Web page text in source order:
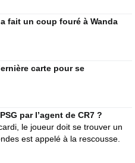
fait un coup fouré à Wanda
carte pour se
par l’agent de CR7 ?
le joueur doit se trouver un
est appelé à la rescousse.